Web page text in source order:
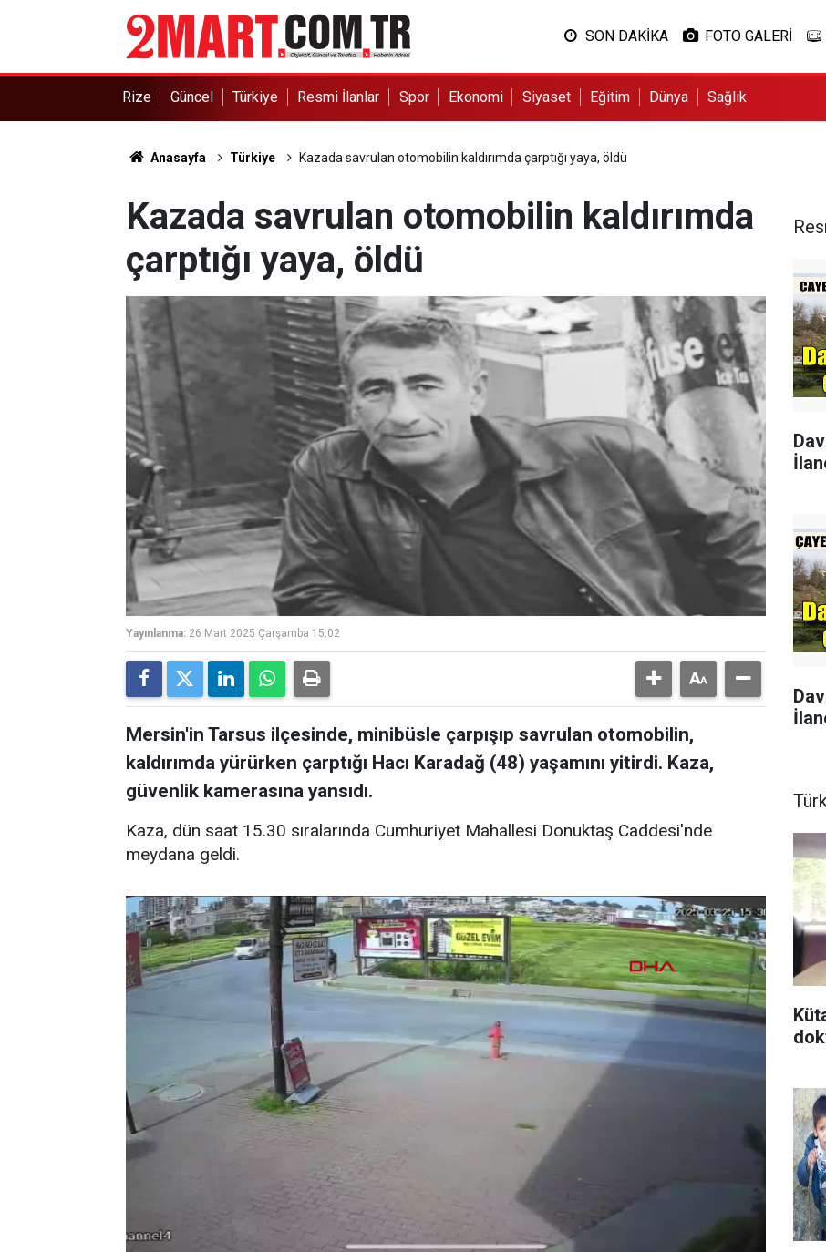
SON DAKİKA FOTO GALERİ
Rize Güncel Türkiye Resmi İlanlar Spor Ekonomi Siyaset Eğitim Dünya Sağlık
Anasayfa Türkiye Kazada savrulan otomobilin kaldırımda çarptığı yaya, öldü
Kazada savrulan otomobilin kaldırımda
çarptığı yaya, öldü
Yayınlanma: 26 Mart 2025 Çarşamba 15:02
Mersin'in Tarsus ilçesinde, minibüsle çarpışıp savrulan otomobilin,
kaldırımda yürürken çarptığı Hacı Karadağ (48) yaşamını yitirdi. Kaza,
güvenlik kamerasına yansıdı.
Kaza, dün saat 15.30 sıralarında Cumhuriyet Mahallesi Donuktaş Caddesi'nde
meydana geldi.